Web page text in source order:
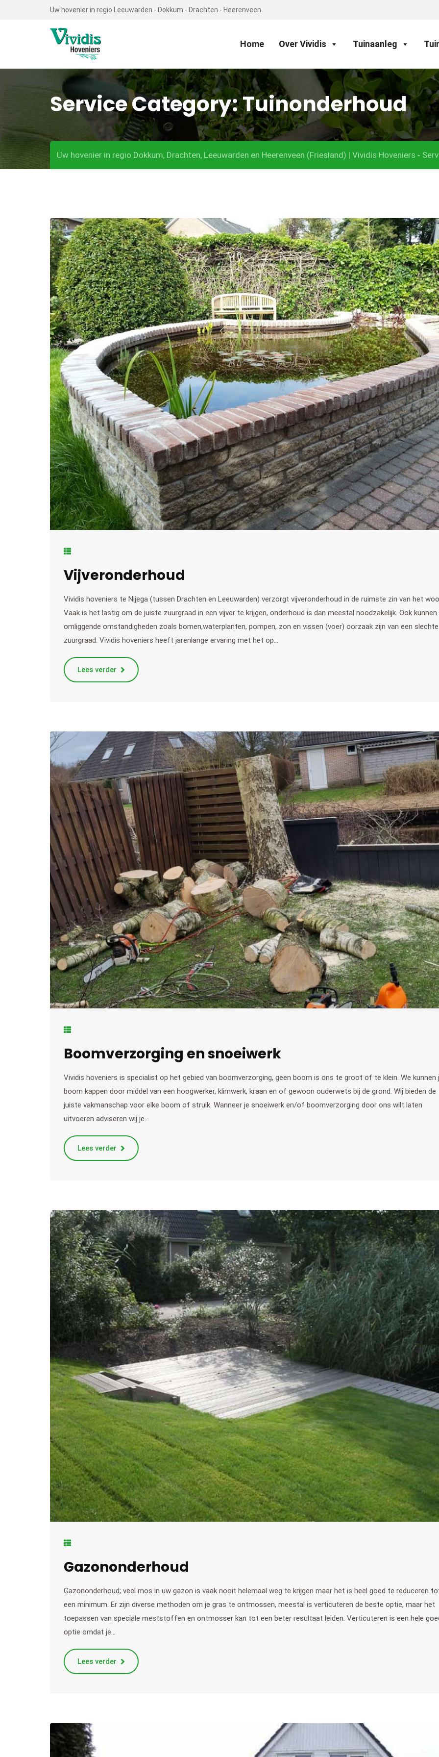
Uw hovenier in regio Leeuwarden - Dokkum - Drachten - Heerenveen
Home Over Vividis Tuinaanleg
Service Category:Tuinonderhoud
Uw hovenier in regio Dokkum, Drachten, Leeuwarden en Heerenveen (Friesland) | Vividis Hoveniers -
Vijveronderhoud
Vividis hoveniers te Nijega (tussen Drachten en Leeuwarden) verzorgt vijveronderhoud in de ruimste zin van het
Vaak is het lastig om de juiste zuurgraad in een vijver te krijgen, onderhoud is dan meestal noodzakelijk. Ook kunnen
omliggende omstandigheden zoals bomen,waterplanten, pompen, zon en vissen (voer) oorzaak zijn van een slechte
zuurgraad. Vividis hoveniers heeft jarenlange ervaring met het op…
Lees verder
Boomverzorging en snoeiwerk
Vividis hoveniers is specialist op het gebied van boomverzorging, geen boom is ons te groot of te klein. We kunnen
boom kappen door middel van een hoogwerker, klimwerk, kraan en of gewoon ouderwets bij de grond. Wij bieden de
juiste vakmanschap voor elke boom of struik. Wanneer je snoeiwerk en/of boomverzorging door ons wilt laten
uitvoeren adviseren wij je…
Lees verder
Gazononderhoud
Gazononderhoud; veel mos in uw gazon is vaak nooit helemaal weg te krijgen maar het is heel goed te reduceren
een minimum. Er zijn diverse methoden om je gras te ontmossen, meestal is verticuteren de beste optie, maar het
toepassen van speciale meststoffen en ontmosser kan tot een beter resultaat leiden. Verticuteren is een hele
optie omdat je…
Lees verder